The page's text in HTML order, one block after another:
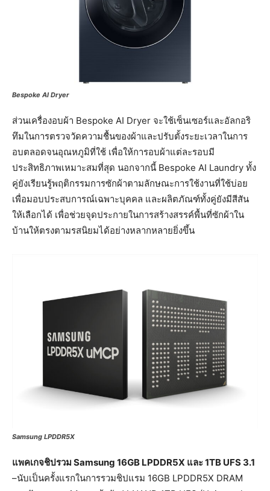
Bespoke AI Dryer
ส่วนเครื่องอบผ้า Bespoke AI Dryer จะใช้เซ็นเซอร์และอัลกอริ
ทึมในการตรวจวัดความชื้นของผ้าและปรับตั้งระยะเวลาในการ
อบตลอดจนอุณหภูมิที่ใช้ เพื่อให้การอบผ้าแต่ละรอบมี
ประสิทธิภาพเหมาะสมที่สุด นอกจากนี้ Bespoke AI Laundry ทั้ง
คู่ยังเรียนรู้พฤติกรรมการซักผ้าตามลักษณะการใช้งานที่ใช้บ่อย
เพื่อมอบประสบการณ์เฉพาะบุคคล และผลิตภัณฑ์ทั้งคู่ยังมีสีสัน
ให้เลือกได้ เพื่อช่วยจุดประกายในการสร้างสรรค์พื้นที่ซักผ้าใน
บ้านให้ตรงตามรสนิยมได้อย่างหลากหลายยิ่งขึ้น
Samsung LPDDR5X
แพคเกจชิปรวม Samsung 16GB LPDDR5X และ 1TB UFS 3.1
–นับเป็นครั้งแรกในการรวมชิปแรม 16GB LPDDR5X DRAM